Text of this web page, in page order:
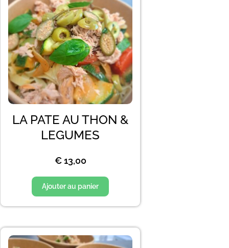
LA PATE AU THON &
LEGUMES
€13,00
Ajouter au panier